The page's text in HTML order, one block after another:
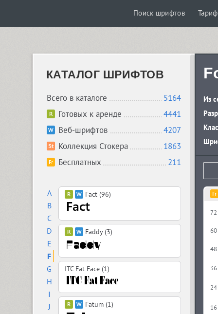
Поиск шрифтов
КАТАЛОГ ШРИФТОВ
Всего в каталоге
5164
Готовых к аренде
4441
Веб-шрифтов
4207
Коллекция Стокера
1863
Бесплатных
211
A
B
C
D
E
F
G
H
I
J
Fact (96)
Faddy (3)
ITC Fat Face (1)
Fatum (1)
Из